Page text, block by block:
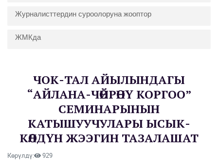
Журналисттердин суроолоруна жооптор
ЖМКда
ЧОК-ТАЛ АЙЫЛЫНДАГЫ
“АЙЛАНА-ЧӨЙРӨНҮ КОРГОО”
СЕМИНАРЫНЫН
КАТЫШУУЧУЛАРЫ ЫСЫК-
КӨЛДҮН ЖЭЭГИН ТАЗАЛАШАТ
Көрүлдү: 929